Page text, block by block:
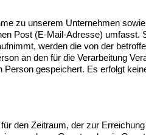
zu unserem Unternehmen
Post (E-Mail-Adresse) umfasst.
werden die von der
an den für die Verarbeitung
gespeichert. Es erfolgt
den Zeitraum, der zur